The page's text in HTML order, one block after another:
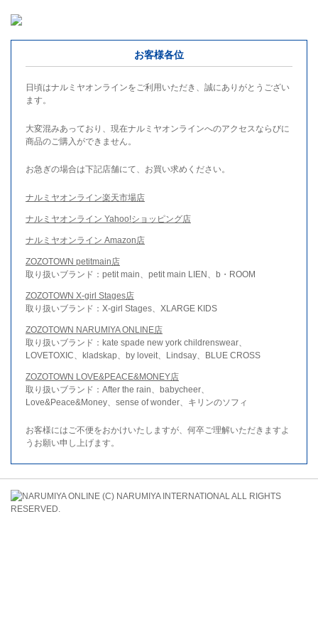
お客様各位
日頃はナルミヤオンラインをご利用いただき、誠にありがとうござい
ます。
大変混みあっており、現在ナルミヤオンラインへのアクセスならびに
商品のご購入ができません。
お急ぎの場合は下記店舗にて、お買い求めください。
ナルミヤオンライン楽天市場店
ナルミヤオンライン Yahoo!ショッピング店
ナルミヤオンライン Amazon店
ZOZOTOWN petitmain店
取り扱いブランド：petit main、petit main LIEN、b・ROOM
ZOZOTOWN X-girl Stages店
取り扱いブランド：X-girl Stages、XLARGE KIDS
ZOZOTOWN NARUMIYA ONLINE店
取り扱いブランド：kate spade new york childrenswear、
LOVETOXIC、kladskap、by loveit、Lindsay、BLUE CROSS
ZOZOTOWN LOVE&PEACE&MONEY店
取り扱いブランド：After the rain、babycheer、
Love&Peace&Money、sense of wonder、キリンのソフィ
お客様にはご不便をおかけいたしますが、何卒ご理解いただきますよ
うお願い申し上げます。